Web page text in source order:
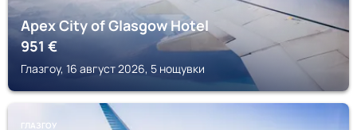
Apex City of Glasgow Hotel
951€
Глазгоу, 16 август 2026, 5 нощувки
ГЛАЗГОУ